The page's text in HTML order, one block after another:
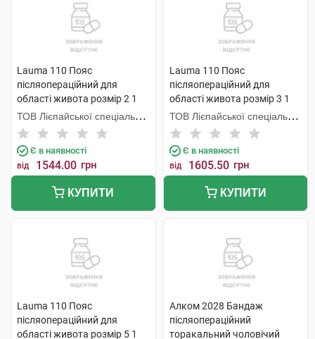
Lauma 110 Пояс
післяопераційний для
області живота розмір 2 1
шт
ТОВ Лієпайської спеціальної
економічної зони Лаума
Медікал,
Є в наявності
від 1544.00 грн
КУПИТИ
Lauma 110 Пояс
післяопераційний для
області живота розмір 3 1
шт
ТОВ Лієпайської спеціальної
економічної зони Лаума
Медікал,
Є в наявності
від 1605.50 грн
КУПИТИ
Lauma 110 Пояс
післяопераційний для
області живота розмір 5 1
Алком 2028 Бандаж
післяопераційний
торакальний чоловічий